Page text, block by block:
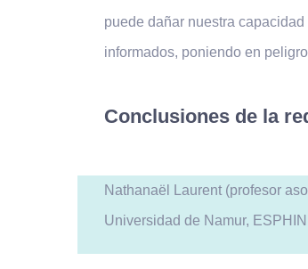
puede dañar nuestra
informados, poniendo en
Conclusiones de la
Nathanaël Laurent (profesor
Universidad de Namur,